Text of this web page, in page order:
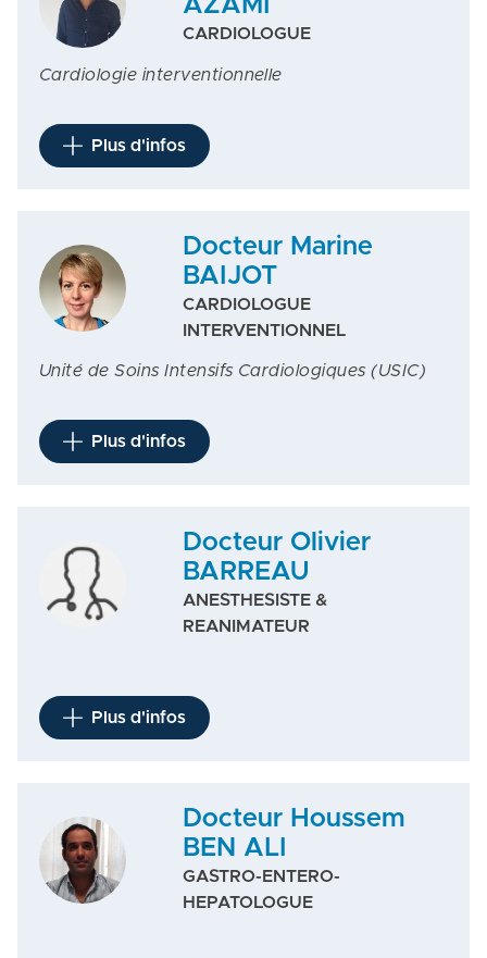
AZAMI
CARDIOLOGUE
Cardiologie interventionnelle
Plus d'infos
Docteur Marine
BAIJOT
CARDIOLOGUE
INTERVENTIONNEL
Unité de Soins Intensifs Cardiologiques (USIC)
Plus d'infos
Docteur Olivier
BARREAU
ANESTHESISTE &
REANIMATEUR
Plus d'infos
Docteur Houssem
BEN ALI
GASTRO-ENTERO-
HEPATOLOGUE